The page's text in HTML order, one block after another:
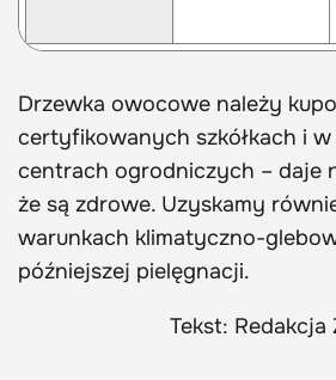
Drzewka owocowe należy
certyfikowanych szkółkach i
centrach ogrodniczych – daje
że są zdrowe. Uzyskamy
warunkach klimatyczno-
późniejszej pielęgnacji.
Tekst: